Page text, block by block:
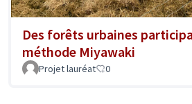
Des forêts urbaines
méthode Miyawaki
Projet lauréat 0